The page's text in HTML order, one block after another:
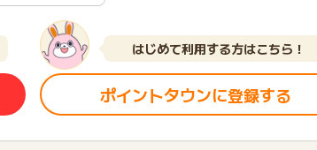
はじめて利用する方はこちら！
ポイントタウンに登録する